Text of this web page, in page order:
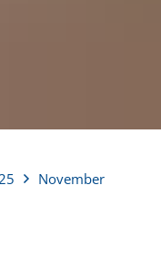
November